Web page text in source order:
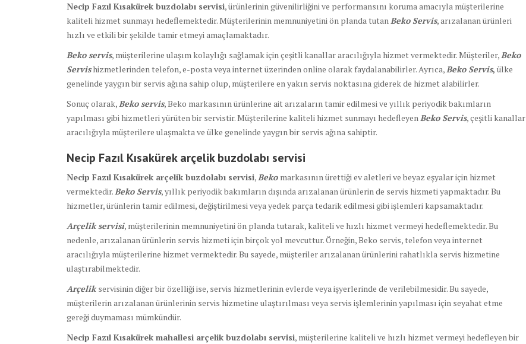
Necip Fazıl Kısakürek buzdolabı servisi, ürünlerinin güvenilirliğini ve performansını koruma amacıyla müşterilerine
kaliteli hizmet sunmayı hedeflemektedir. Müşterilerinin memnuniyetini ön planda tutanBeko Servis, arızalanan ürünleri
hızlı ve etkili bir şekilde tamir etmeyi amaçlamaktadır.
Beko servis, müşterilerine ulaşım kolaylığı sağlamak için çeşitli kanallar aracılığıyla hizmet vermektedir. Müşteriler,Beko
Servishizmetlerinden telefon, e-posta veya internet üzerinden online olarak faydalanabilirler. Ayrıca,Beko Servis, ülke
genelinde yaygın bir servis ağına sahip olup, müşterilere en yakın servis noktasına giderek de hizmet alabilirler.
Sonuç olarak,Beko servis, Beko markasının ürünlerine ait arızaların tamir edilmesi ve yıllık periyodik bakımların
yapılması gibi hizmetleri yürüten bir servistir. Müşterilerine kaliteli hizmet sunmayı hedefleyenBeko Servis, çeşitli kanallar
aracılığıyla müşterilere ulaşmakta ve ülke genelinde yaygın bir servis ağına sahiptir.
Necip Fazıl Kısakürek arçelik buzdolabı servisi
Necip Fazıl Kısakürek arçelik buzdolabı servisi,Beko markasının ürettiği ev aletleri ve beyaz eşyalar için hizmet
vermektedir.Beko Servis, yıllık periyodik bakımların dışında arızalanan ürünlerin de servis hizmeti yapmaktadır. Bu
hizmetler, ürünlerin tamir edilmesi, değiştirilmesi veya yedek parça tedarik edilmesi gibi işlemleri kapsamaktadır.
Arçelik servisi, müşterilerinin memnuniyetini ön planda tutarak, kaliteli ve hızlı hizmet vermeyi hedeflemektedir. Bu
nedenle, arızalanan ürünlerin servis hizmeti için birçok yol mevcuttur. Örneğin, Beko servis, telefon veya internet
aracılığıyla müşterilerine hizmet vermektedir. Bu sayede, müşteriler arızalanan ürünlerini rahatlıkla servis hizmetine
ulaştırabilmektedir.
Arçelikservisinin diğer bir özelliği ise, servis hizmetlerinin evlerde veya işyerlerinde de verilebilmesidir. Bu sayede,
müşterilerin arızalanan ürünlerinin servis hizmetine ulaştırılması veya servis işlemlerinin yapılması için seyahat etme
gereği duymaması mümkündür.
Necip Fazıl Kısakürek mahallesi arçelik buzdolabı servisi, müşterilerine kaliteli ve hızlı hizmet vermeyi hedefleyen bir